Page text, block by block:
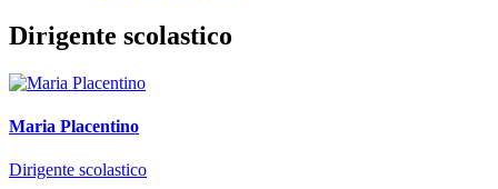
Dirigente scolastico
Maria Placentino
Dirigente scolastico